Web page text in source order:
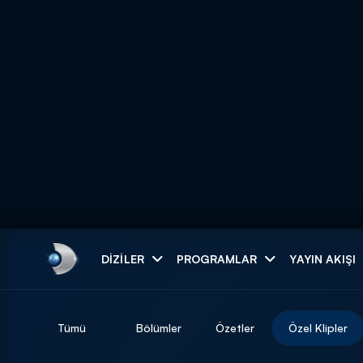
DIZILER PROGRAMLAR YAYIN AKIŞI
ARAMA SONUÇLARI
Tümü Bölümler Özetler Özel Klipler